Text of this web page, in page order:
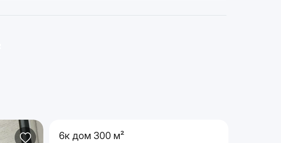
6к дом 300 м²